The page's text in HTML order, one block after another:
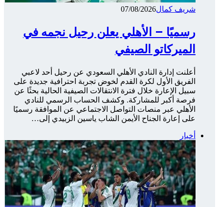
شريف كمال07/08/2026
رسميًا – الأهلي يعلن رحيل نجمه في
الميركاتو الصيفي
أعلنت إدارة النادي الأهلي السعودي عن رحيل أحد لاعبي
الفريق الأول لكرة القدم لخوض تجربة احترافية جديدة على
سبيل الإعارة خلال فترة الانتقالات الصيفية الحالية بحثًا عن
فرصة أكبر للمشاركة. وكشف الحساب الرسمي للنادي
الأهلي عبر منصات التواصل الاجتماعي عن الموافقة رسميًا
على إعارة الجناح الأيمن الشاب ياسين الزبيدي إلى…
أخبار